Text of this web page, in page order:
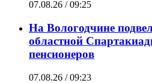
07.08.26 / 09:25
На Вологодчине
областной
пенсионеров
07.08.26 / 09:23